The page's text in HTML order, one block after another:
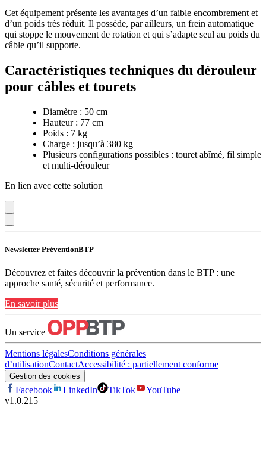
Cet équipement présente les avantages d’un faible encombrement et
d’un poids très réduit. Il possède, par ailleurs, un frein automatique
qui stoppe le mouvement de rotation et qui s’adapte seul au poids du
câble qu’il supporte.
Caractéristiques techniques du dérouleur
pour câbles et tourets
Diamètre : 50 cm
Hauteur : 77 cm
Poids : 7 kg
Charge : jusqu’à 380 kg
Plusieurs configurations possibles : touret abîmé, fil simple
et multi-dérouleur
En lien avec cette solution
Newsletter PréventionBTP
Découvrez et faites découvrir la prévention dans le BTP : une
approche santé, sécurité et performance.
En savoir plus
Un service
Mentions légalesConditions générales
d’utilisationContactAccessibilité : partiellement conforme
Gestion des cookies
Facebook LinkedIn TikTok
YouTube
v1.0.215